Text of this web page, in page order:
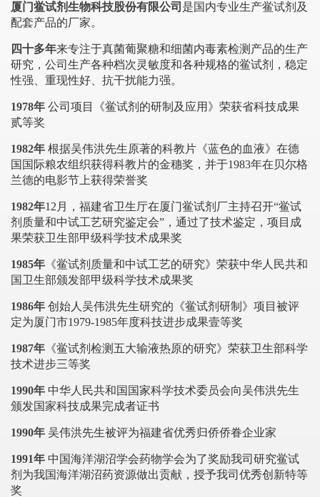
厦门鲎试剂生物科技股份有限公司 是国内专业生产鲎试剂及
配套产品的厂家。
四十多年来专注于真菌葡聚糖和细菌内毒素检测产品的生产
研究，公司生产各种档次灵敏度和各种规格的鲎试剂，稳定
性强、重现性好、抗干扰能力强。
1978年 公司项目《鲎试剂的研制及应用》荣获省科技成果
贰等奖
1982年 根据吴伟洪先生原著的科教片《蓝色的血液》在德
国国际粮农组织获得科教片的金穗奖，并于1983年在贝尔格
兰德的电影节上获得荣誉奖
1982年12月，福建省卫生厅在厦门鲎试剂厂主持召开“鲎试
剂质量和中试工艺研究鉴定会”，通过了技术鉴定，项目成
果荣获卫生部甲级科学技术成果奖
1985年 《鲎试剂质量和中试工艺的研究》荣获中华人民共和
国卫生部颁发部甲级科学技术成果奖
1986年 创始人吴伟洪先生研究的《鲎试剂研制》项目被评
定为厦门市1979-1985年度科技进步成果壹等奖
1987年 《鲎试剂检测五大输液热原的研究》荣获卫生部科学
技术进步三等奖
1990年 中华人民共和国国家科学技术委员会向吴伟洪先生
颁发国家科技成果完成者证书
1990年 吴伟洪先生被评为福建省优秀归侨侨眷企业家
1991年 中国海洋湖沼学会药物学会为了奖励我司研究鲎试
剂为我国海洋湖沼药资源做出贡献，授予我司优秀创新特等
奖